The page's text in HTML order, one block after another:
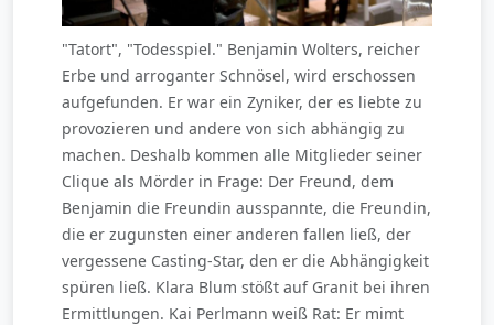
"Tatort", "Todesspiel." Benjamin Wolters, reicher
Erbe und arroganter Schnösel, wird erschossen
aufgefunden. Er war ein Zyniker, der es liebte zu
provozieren und andere von sich abhängig zu
machen. Deshalb kommen alle Mitglieder seiner
Clique als Mörder in Frage: Der Freund, dem
Benjamin die Freundin ausspannte, die Freundin,
die er zugunsten einer anderen fallen ließ, der
vergessene Casting-Star, den er die Abhängigkeit
spüren ließ. Klara Blum stößt auf Granit bei ihren
Ermittlungen. Kai Perlmann weiß Rat: Er mimt